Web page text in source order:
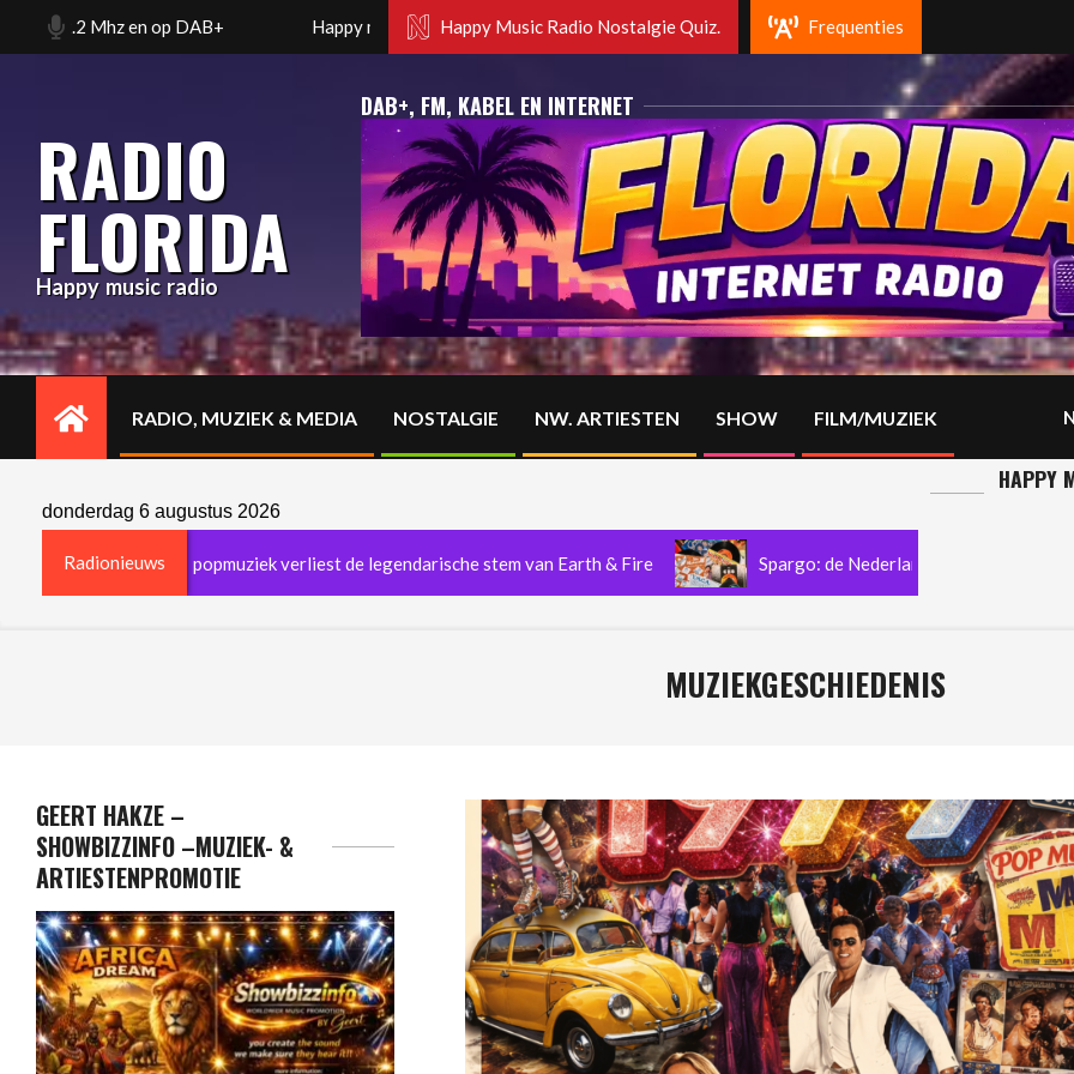
Mhz en op DAB+ Happy music radio. Florida radio Rotterdam. Fm 102.2 Mhz en op DAB+
Happy Music Radio Nostalgie Quiz. Frequenties
RADIO
FLORIDA
Happy music radio
DAB+, FM, KABEL EN INTERNET
Primary
Navigation
RADIO, MUZIEK & MEDIA NOSTALGIE NW. ARTIESTEN SHOW FILM/MUZIEK
donderdag 6 augustus 2026
Radionieuws
Nederlandse popmuziek verliest de legendarische stem van Earth & Fire Spargo: de Nederlandse funkband die nog
HAPPY
MUZIEKGESCHIEDENIS
GEERT HAKZE –
SHOWBIZZINFO –MUZIEK- &
ARTIESTENPROMOTIE